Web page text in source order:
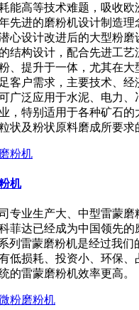
能高等技术难题，吸收欧
先进的磨粉机设计制造理
心设计改进后的大型粉磨
结构设计，配合先进工艺
、提升于一体，尤其在大
客户需求，主要技术、
广泛应用于水泥、电力、
，特别适用于各种矿石的
状及粉状原料磨成所要求
机
专业生产大、中型雷蒙磨
菲达已经成为中国领先的
列雷蒙磨粉机是经过我们
低损耗、投资小、环保、
的雷蒙磨粉机效率更高。